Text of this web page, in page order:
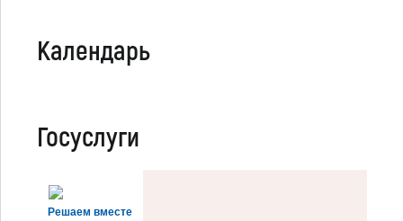
Календарь
Госуслуги
Решаем вместе